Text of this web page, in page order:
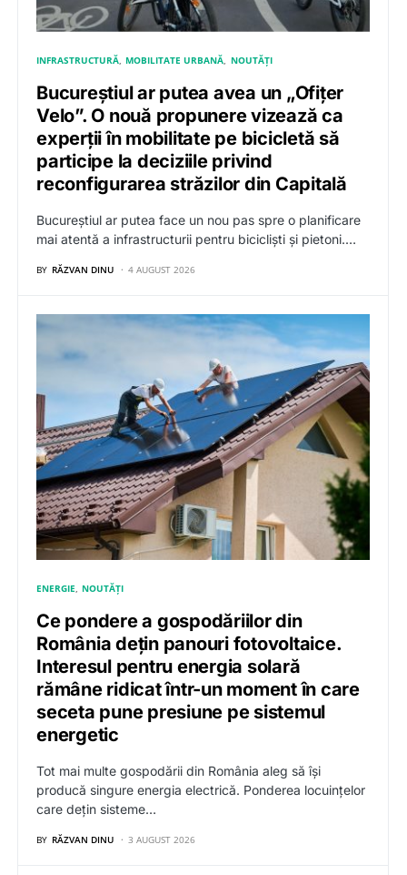
INFRASTRUCTURĂ MOBILITATE URBANĂ NOUTĂȚI
Bucureștiul ar putea avea un „Ofițer
Velo”. O nouă propunere vizează ca
experții în mobilitate pe bicicletă să
participe la deciziile privind
reconfigurarea străzilor din Capitală
Bucureștiul ar putea face un nou pas spre o planificare
mai atentă a infrastructurii pentru bicicliști și pietoni.…
BY RĂZVAN DINU 4 AUGUST 2026
ENERGIE NOUTĂȚI
Ce pondere a gospodăriilor din
România dețin panouri fotovoltaice.
Interesul pentru energia solară
rămâne ridicat într-un moment în care
seceta pune presiune pe sistemul
energetic
Tot mai multe gospodării din România aleg să își
producă singure energia electrică. Ponderea locuințelor
care dețin sisteme…
BY RĂZVAN DINU 3 AUGUST 2026